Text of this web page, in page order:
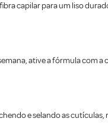
capilar para um liso
ative a fórmula com a
e selando as